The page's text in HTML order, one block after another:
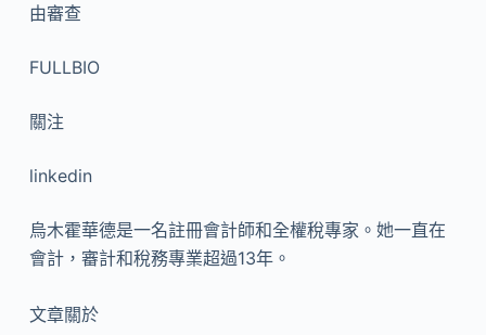
由審查
FULLBIO
關注
linkedin
烏木霍華德是一名註冊會計師和全權稅專家。她一直在
會計，審計和稅務專業超過13年。
文章關於